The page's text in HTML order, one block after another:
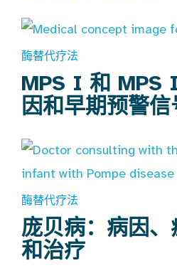
酶替代疗法
MPS I 和 MPS
因和早期预警信
酶替代疗法
庞贝病：病因
和治疗